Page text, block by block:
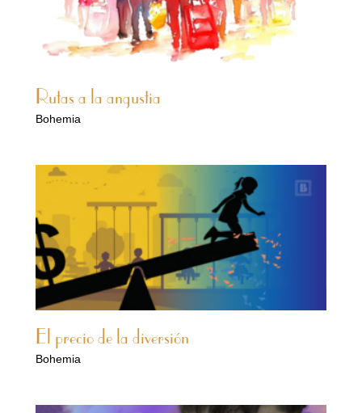
Rutas a la angustia
Bohemia
El precio de la diversión
Bohemia